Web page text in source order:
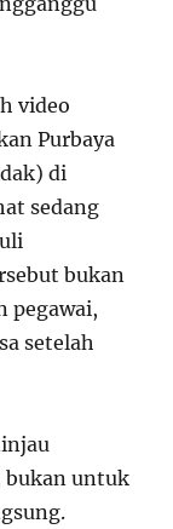
video
Purbaya
di
sedang
bukan
pegawai,
setelah
bukan untuk